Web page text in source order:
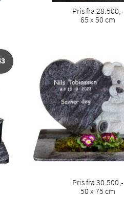
Pris fra 28.500,-
65 x 50 cm
Pris fra 30.500,-
50 x 75 cm